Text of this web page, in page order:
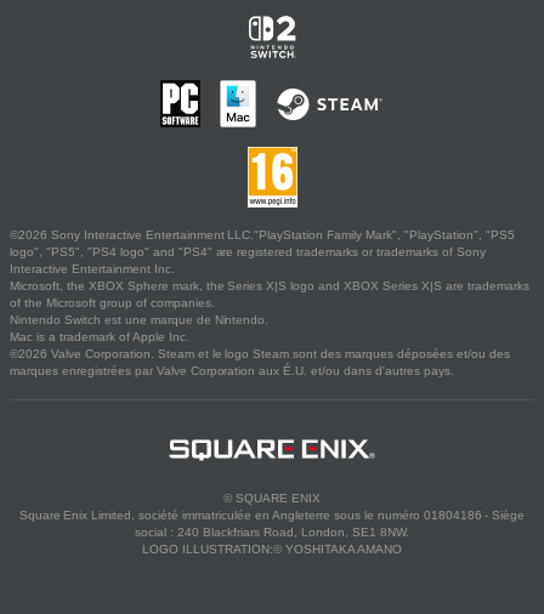
©2026 Sony Interactive Entertainment LLC."PlayStation Family Mark", "PlayStation", "PS5
logo", "PS5", "PS4 logo" and "PS4" are registered trademarks or trademarks of Sony
Interactive Entertainment Inc.
Microsoft, the XBOX Sphere mark, the Series X|S logo and XBOX Series X|S are trademarks
of the Microsoft group of companies.
Nintendo Switch est une marque de Nintendo.
Mac is a trademark of Apple Inc.
©2026 Valve Corporation. Steam et le logo Steam sont des marques déposées et/ou des
marques enregistrées par Valve Corporation aux É.U. et/ou dans d'autres pays.
© SQUARE ENIX
Square Enix Limited, société immatriculée en Angleterre sous le numéro 01804186 - Siège
social : 240 Blackfriars Road, London, SE1 8NW.
LOGO ILLUSTRATION:© YOSHITAKA AMANO